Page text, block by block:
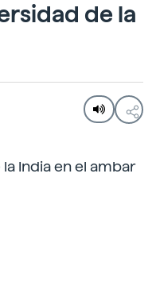
de la
India en el ambar